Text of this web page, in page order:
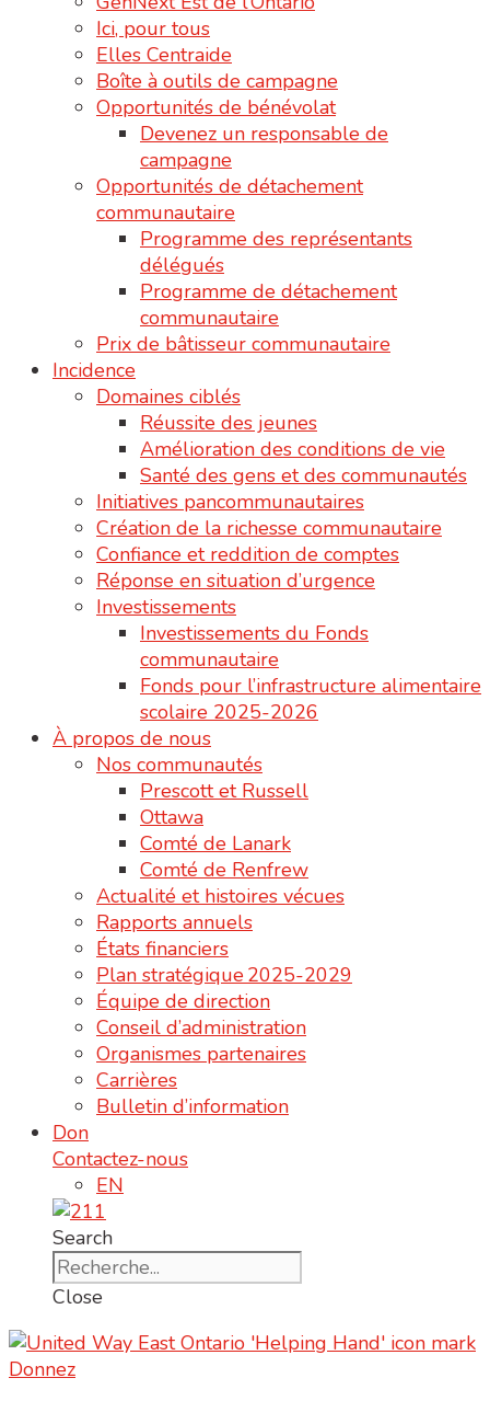
Ici, pour tous
Elles Centraide
Boîte à outils de campagne
Opportunités de bénévolat
Devenez un responsable de
campagne
Opportunités de détachement
communautaire
Programme des représentants
délégués
Programme de détachement
communautaire
Prix de bâtisseur communautaire
Incidence
Domaines ciblés
Réussite des jeunes
Amélioration des conditions de vie
Santé des gens et des communautés
Initiatives pancommunautaires
Création de la richesse communautaire
Confiance et reddition de comptes
Réponse en situation d’urgence
Investissements
Investissements du Fonds
communautaire
Fonds pour l’infrastructure alimentaire
scolaire 2025-2026
À propos de nous
Nos communautés
Prescott et Russell
Ottawa
Comté de Lanark
Comté de Renfrew
Actualité et histoires vécues
Rapports annuels
États financiers
Plan stratégique 2025-2029
Équipe de direction
Conseil d’administration
Organismes partenaires
Carrières
Bulletin d’information
Don
Contactez-nous
EN
Search
Close
Donnez